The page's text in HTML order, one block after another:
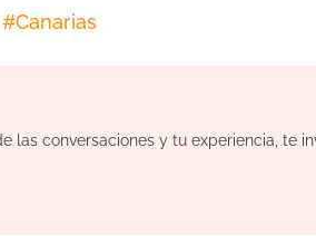
#Canarias
las conversaciones y tu experiencia, te